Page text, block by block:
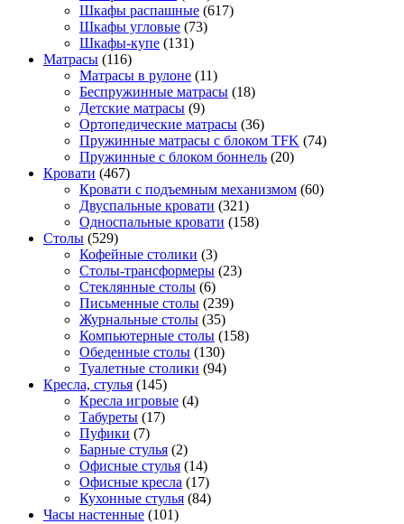
Шкафы распашные (617)
Шкафы угловые (73)
Шкафы-купе (131)
Матрасы (116)
Матрасы в рулоне (11)
Беспружинные матрасы (18)
Детские матрасы (9)
Ортопедические матрасы (36)
Пружинные матрасы с блоком TFK (74)
Пружинные с блоком боннель (20)
Кровати (467)
Кровати с подъемным механизмом (60)
Двуспальные кровати (321)
Односпальные кровати (158)
Столы (529)
Кофейные столики (3)
Столы-трансформеры (23)
Стеклянные столы (6)
Письменные столы (239)
Журнальные столы (35)
Компьютерные столы (158)
Обеденные столы (130)
Туалетные столики (94)
Кресла, стулья (145)
Кресла игровые (4)
Табуреты (17)
Пуфики (7)
Барные стулья (2)
Офисные стулья (14)
Офисные кресла (17)
Кухонные стулья (84)
Часы настенные (101)